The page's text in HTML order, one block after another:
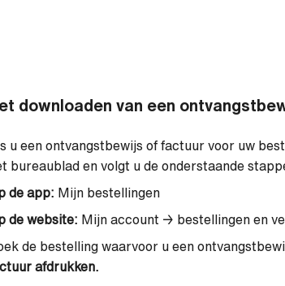
downloaden van een
u een ontvangstbewijs of factuur voor uw
bureaublad en volgt u de onderstaande
de app: Mijn bestellingen
de website: Mijn account → bestellingen en
de bestelling waarvoor u een
afdrukken.